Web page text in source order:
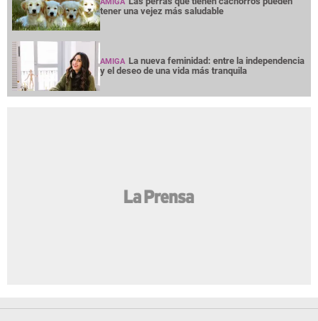
tener una vejez más saludable
AMIGA La nueva feminidad: entre la independencia
y el deseo de una vida más tranquila